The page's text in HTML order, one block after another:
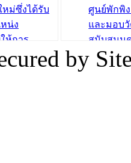
หม่ซึ่งได้รับ
น่ง
ห้การ
านการ
ยงานผู้
ศูนย์พักพิ
และมอบ
สนับสนุน
ภัยน้ำท่วม
ภาพบรร
by